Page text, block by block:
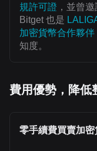
規許可證 ，並曾
Bitget 也是
加密貨幣合作夥伴
知度。
費用優勢，降低
零手續費買賣加